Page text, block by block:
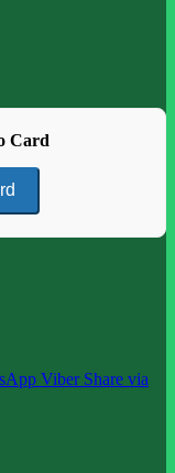
Card
Viber Share via